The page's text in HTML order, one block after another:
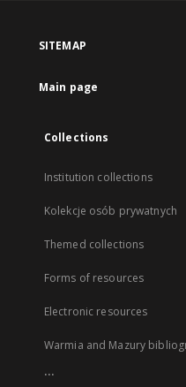
SITEMAP
Main page
Collections
Institution collections
Kolekcje osób prywatnych
Themed collections
Forms of resources
Electronic resources
Warmia and Mazury
...